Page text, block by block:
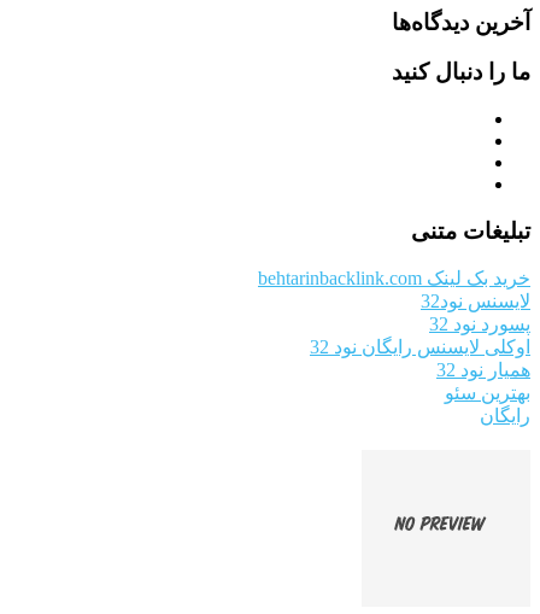
آخرین دیدگاه‌ها
ما را دنبال کنید
تبلیغات متنی
خرید بک لینک behtarinbacklink.com
لایسنس نود32
پسورد نود 32
اوکلی لایسنس رایگان نود 32
همیار نود 32
بهترین سئو
رایگان